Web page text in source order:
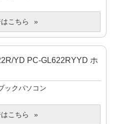
こちら
YD PC-GL622RYYD ホ
ックパソコン
こちら